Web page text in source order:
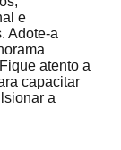
e
Adote-a
atento a
capacitar
a